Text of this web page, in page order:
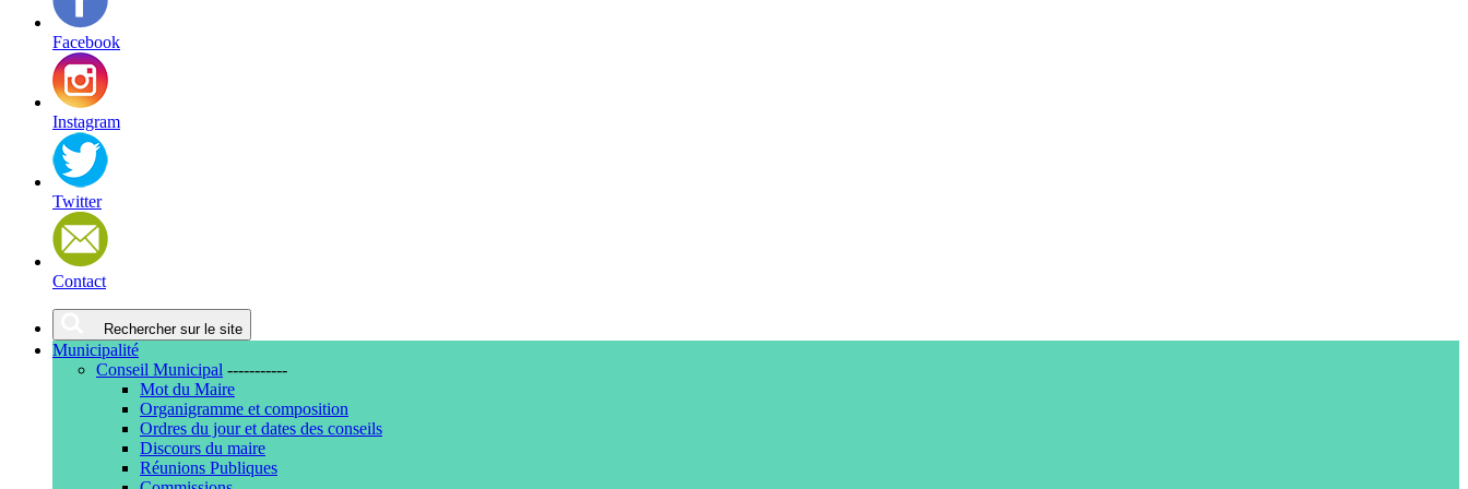
Facebook
Instagram
Twitter
Contact
Rechercher sur le site
Municipalité
Conseil Municipal -----------
Mot du Maire
Organigramme et composition
Ordres du jour et dates des conseils
Discours du maire
Réunions Publiques